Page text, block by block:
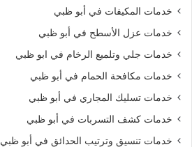
خدمات المكيفات في أبو ظبي
خدمات عزل الأسطح في أبو ظبي
خدمات جلي وتلميع الرخام في ابو ظبي
خدمات مكافحة الحمام في أبو ظبي
خدمات تسليك المجاري في أبو ظبي
خدمات كشف التسربات في أبو ظبي
خدمات تنسيق وترتيب الحدائق في أبو ظبي